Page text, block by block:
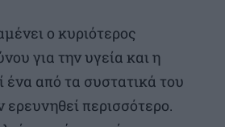
ο κυριότερος
για την υγεία και η
ένα από τα συστατικά του
περισσότερο.